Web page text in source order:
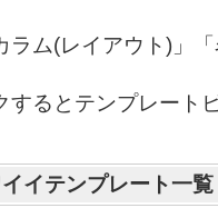
ラム(レイアウト)」
するとテンプレート
イテンプレート一覧